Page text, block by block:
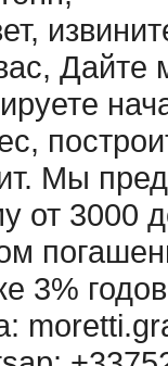
Дайте
Мы
от 3000
3%